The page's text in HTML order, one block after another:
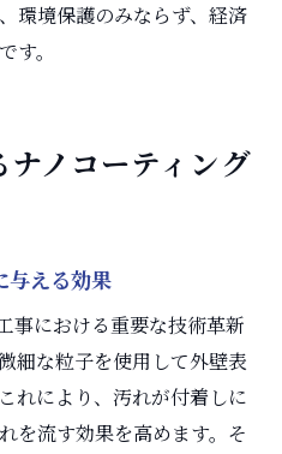
環境保護のみならず、経済
す。
ノコーティング
与える効果
事における重要な技術革新
細な粒子を使用して外壁表
れにより、汚れが付着しに
を流す効果を高めます。そ